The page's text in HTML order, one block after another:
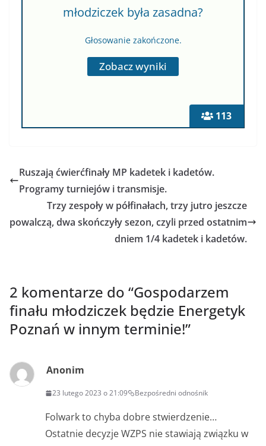
113
młodziczek była zasadna?
Głosowanie zakończone.
Ruszają ćwierćfinały MP kadetek i kadetów.
Programy turniejów i transmisje.
Trzy zespoły w półfinałach, trzy jutro jeszcze
powalczą, dwa skończyły sezon, czyli przed ostatnim
dniem 1/4 kadetek i kadetów.
2 komentarze do “Gospodarzem
finału młodziczek będzie Energetyk
Poznań w innym terminie!”
Anonim
23 lutego 2023 o 21:09 Bezpośredni odnośnik
Folwark to chyba dobre stwierdzenie…
Ostatnie decyzje WZPS nie stawiają związku w